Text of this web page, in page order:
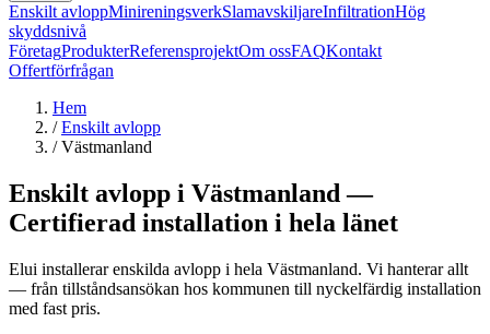
Enskilt avloppMinireningsverkSlamavskiljareInfiltrationHög
skyddsnivå
FöretagProdukterReferensprojektOm ossFAQKontakt
Offertförfrågan
Hem
/ Enskilt avlopp
/ Västmanland
Enskilt avlopp i Västmanland —
Certifierad installation i hela länet
Elui installerar enskilda avlopp i hela Västmanland. Vi hanterar allt
— från tillståndsansökan hos kommunen till nyckelfärdig installation
med fast pris.